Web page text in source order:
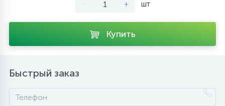
Душевые системы
- + шт
Купить
Быстрый заказ